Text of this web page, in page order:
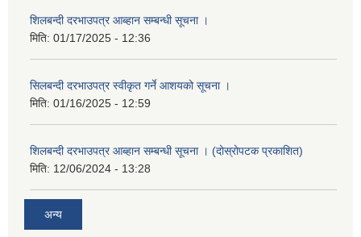
शिलबन्दी दरभाउपत्र आब्हान सम्बन्धी सूचना ।
मिति: 01/17/2025 - 12:36
सिलबन्दी दरभाउपत्र स्वीकृत गर्ने आशयको सूचना ।
मिति: 01/16/2025 - 12:59
शिलबन्दी दरभाउपत्र आब्हान सम्बन्धी सूचना । (दोस्रोपटक प्रकाशित)
मिति: 12/06/2024 - 13:28
अन्य